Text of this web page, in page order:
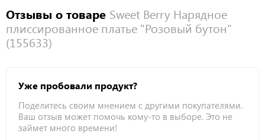
Отзывы о товаре Sweet Berry Нарядное
плиссированное платье "Розовый бутон"
(155633)
Уже пробовали продукт?
Поделитесь своим мнением с другими покупателями.
Ваш отзыв может помочь кому-то в выборе. Это не
займет много времени!